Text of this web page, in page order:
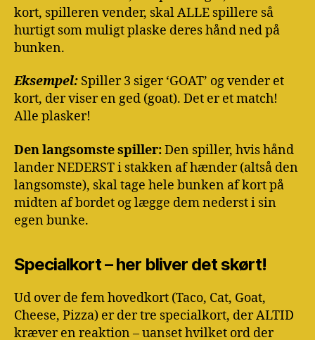
kort, spilleren vender, skal ALLE spillere så
hurtigt som muligt plaske deres hånd ned på
bunken.
Eksempel: Spiller 3 siger ‘GOAT’ og vender et
kort, der viser en ged (goat). Det er et match!
Alle plasker!
Den langsomste spiller:Den spiller, hvis hånd
lander NEDERST i stakken af hænder (altså den
langsomste), skal tage hele bunken af kort på
midten af bordet og lægge dem nederst i sin
egen bunke.
Specialkort – her bliver det skørt!
Ud over de fem hovedkort (Taco, Cat, Goat,
Cheese, Pizza) er der tre specialkort, der ALTID
kræver en reaktion – uanset hvilket ord der